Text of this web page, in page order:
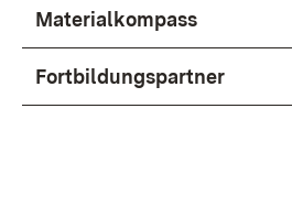
Materialkompass
Fortbildungspartner